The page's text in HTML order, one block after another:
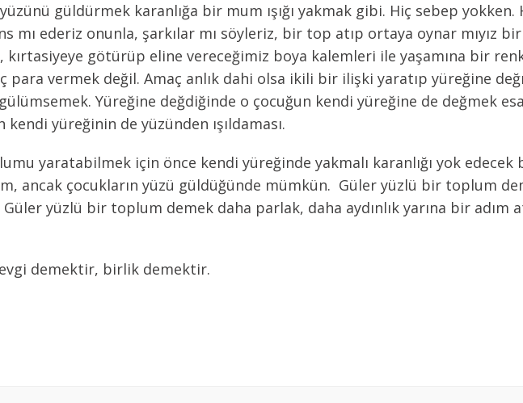
yüzünü güldürmek karanlığa bir mum ışığı yakmak gibi. Hiç sebep yokken.
mı ederiz onunla, şarkılar mı söyleriz, bir top atıp ortaya oynar mıyız
kırtasiyeye götürüp eline vereceğimiz boya kalemleri ile yaşamına bir
para vermek değil. Amaç anlık dahi olsa ikili bir ilişki yaratıp yüreğine
Yüreğine değdiğinde o çocuğun kendi yüreğine de değmek
yüreğinin de yüzünden ışıldaması.
yaratabilmek için önce kendi yüreğinde yakmalı karanlığı yok edecek
ancak çocukların yüzü güldüğünde mümkün. Güler yüzlü bir toplum
yüzlü bir toplum demek daha parlak, daha aydınlık yarına bir adım
demektir, birlik demektir.